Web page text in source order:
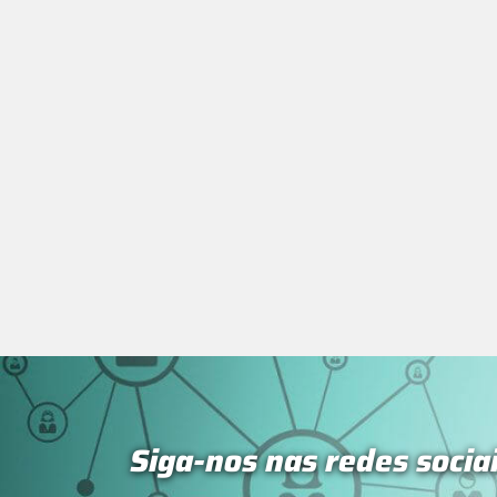
Siga-nos nas redes